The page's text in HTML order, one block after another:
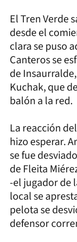
El Tren Verde
desde el
clara se puso
Canteros se
de
Kuchak, que
balón a la red.
La reacción
hizo esperar.
se fue
de Fleita
-el jugador de
local se
pelota se
defensor